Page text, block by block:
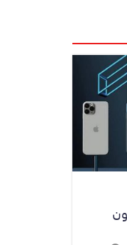
مداهمة
ما يشاع